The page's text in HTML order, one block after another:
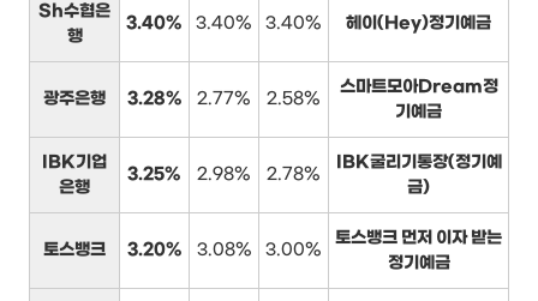
Sh수협은
행
3.40% 3.40% 3.40% 헤이(Hey)정기예금
광주은행 3.28% 2.77% 2.58%
스마트모아Dream정
기예금
IBK기업
은행
3.25% 2.98% 2.78%
IBK굴리기통장(정기예
금)
토스뱅크 3.20% 3.08% 3.00%
토스뱅크 먼저 이자 받는
정기예금